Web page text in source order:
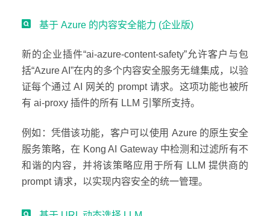
基于 Azure 的内容安全能力 (企业版)
新的企业插件“ai-azure-content-safety”允许客户与包
括“Azure AI”在内的多个内容安全服务无缝集成，以验
证每个通过 AI 网关的 prompt 请求。这项功能也被所
有 ai-proxy 插件的所有 LLM 引擎所支持。
例如：凭借该功能，客户可以使用 Azure 的原生安全
服务策略，在 Kong AI Gateway 中检测和过滤所有不
和谐的内容，并将该策略应用于所有 LLM 提供商的
prompt 请求，以实现内容安全的统一管理。